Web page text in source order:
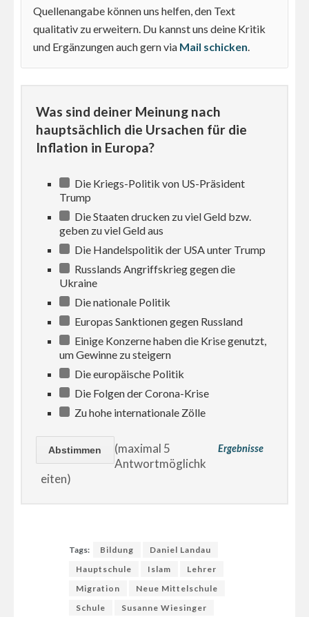
Quellenangabe können uns helfen, den Text
qualitativ zu erweitern. Du kannst uns deine Kritik
und Ergänzungen auch gern via Mail schicken
Was sind deiner Meinung nach
hauptsächlich die Ursachen für die
Inflation in Europa?
Die Kriegs-Politik von US-Präsident
Trump
Die Staaten drucken zu viel Geld bzw.
geben zu viel Geld aus
Die Handelspolitik der USA unter Trump
Russlands Angriffskrieg gegen die
Ukraine
Die nationale Politik
Europas Sanktionen gegen Russland
Einige Konzerne haben die Krise genutzt,
um Gewinne zu steigern
Die europäische Politik
Die Folgen der Corona-Krise
Zu hohe internationale Zölle
Ergebnisse
(maximal 5
Antwortmöglichk
eiten)
Tags: Bildung
Daniel Landau
Hauptschule
Islam
Lehrer
Migration
Neue Mittelschule
Schule
Susanne Wiesinger